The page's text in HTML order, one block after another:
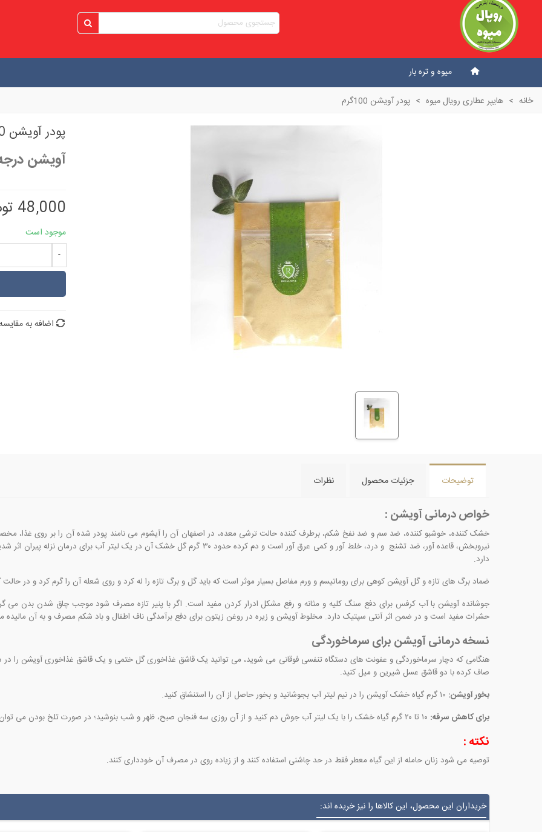
میوه و تره بار
خانه > هایپر عطاری رویال میوه > پودر آویشن 100گرم
پودر آویشن 100گرم
آویشن
48,000 تومان
موجود است
-
اضافه به
توضیحات جزئیات محصول نظرات
خواص درمانی آویشن :
خشک کننده، خوشبو کننده، ضد سم و ضد نفخ شکم، برطرف کننده حالت ترشی معده، در اصفهان آن را آیشوم می نامند پودر شده آن را بر روی
نیروبخش، قاعده آور، ضد تشنج و درد، خلط آور و کمی عرق آور است و دم کرده حدود ۳۰ گرم گل خشک
دارد.
ضماد برگ های تازه و گل آویشن کوهی برای روماتیسم و ورم مفاصل بسیار موثر است که باید گل و برگ تازه را له کرد و روی شعله آن را گرم کرد و در
جوشانده آویشن با آب کرفس برای دفع سنگ کلیه و مثانه و رفع مشکل ادرار کردن مفید است. اگر با پنیر تازه مصرف شود موجب چاق شدن بدن می
حشرات مفید است و در ضمن اثر آنتی سپتیک دارد. مخلوط آویشن و زیره در روغن زیتون برای دفع برآمدگی ناف اطفال و باد شکم مصرف و به آن
نسخه درمانی آویشن برای سرماخوردگی
هنگامی که دچار سرماخوردگی و عفونت های دستگاه تنفسی فوقانی می شوید، می توانید یک قاشق غذاخوری گل ختمی و یک قاشق غذاخوری آویشن را در
صاف کرده با دو قاشق عسل شیرین و میل کنید.
بخور آویشن:
برای کاهش سرفه:
نکته :
توصیه می شود زنان حامله از این گیاه معطر فقط در حد چاشنی استفاده کنند و از زیاده روی در مصرف آن خودداری کنند.
خریداران این محصول، این کالاها را نیز خریده اند: